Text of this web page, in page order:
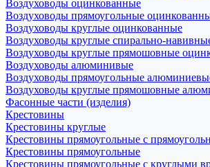
Воздуховоды оцинкованные
Воздуховоды прямоугольные
Воздуховоды круглые оцинкованные
Воздуховоды круглые спирально-
Воздуховоды круглые прямошовные
Воздуховоды алюминивые
Воздуховоды прямоугольные
Воздуховоды круглые прямошовные
Фасонные части (изделия)
Крестовины
Крестовины круглые
Крестовины прямоугольные с
Крестовины прямоугольные
Крестовины прямоугольные с круглыми